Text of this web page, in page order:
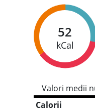
52
kCal
Valori medii
Calorii